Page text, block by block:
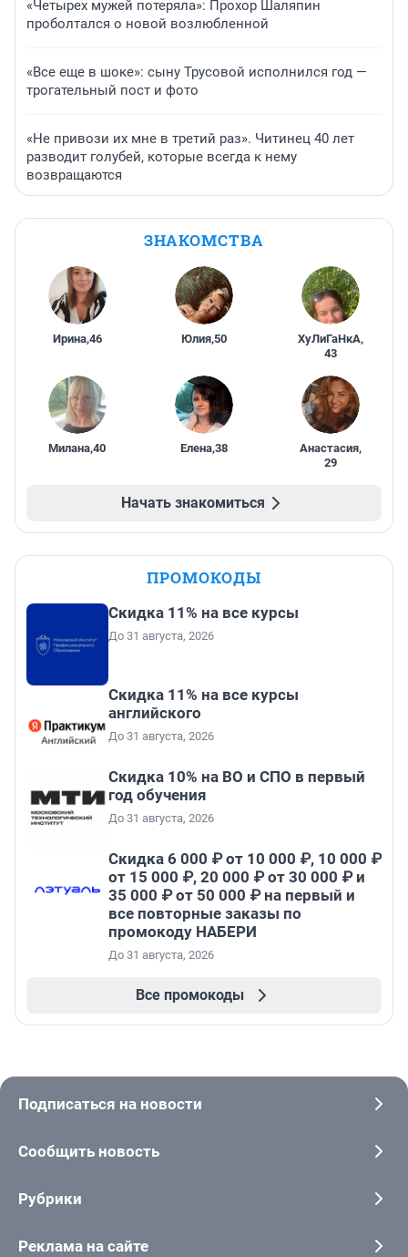
«Четырех мужей потеряла»: Прохор Шаляпин
проболтался о новой возлюбленной
«Все еще в шоке»: сыну Трусовой исполнился год —
трогательный пост и фото
«Не привози их мне в третий раз». Читинец 40 лет
разводит голубей, которые всегда к нему
возвращаются
ЗНАКОМСТВА
Ирина,46 Юлия,50 ХуЛиГаНкА,
43
Милана,40 Елена,38 Анастасия,
29
Начать знакомиться
ПРОМОКОДЫ
Скидка 11% на все курсы
До 31 августа, 2026
Скидка 11% на все курсы
английского
До 31 августа, 2026
Скидка 10% на ВО и СПО в первый
год обучения
До 31 августа, 2026
Скидка 6 000 ₽ от 10 000 ₽, 10 000 ₽
от 15 000 ₽, 20 000 ₽ от 30 000 ₽ и
35 000 ₽ от 50 000 ₽ на первый и
все повторные заказы по
промокоду НАБЕРИ
До 31 августа, 2026
Все промокоды
Подписаться на новости
Сообщить новость
Рубрики
Реклама на сайте